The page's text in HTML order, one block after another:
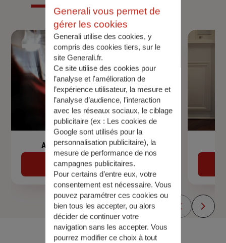
Assurance de prêt immobilier
Découvrir
Generali vous permet de
gérer les cookies
Generali utilise des cookies, y
compris des cookies tiers, sur le
site Generali.fr.
Ce site utilise des cookies pour
l’analyse et l'amélioration de
l’expérience utilisateur, la mesure et
l’analyse d’audience, l’interaction
avec les réseaux sociaux, le ciblage
publicitaire (ex : Les cookies de
Google sont utilisés pour la
personnalisation publicitaire), la
mesure de performance de nos
campagnes publicitaires.
Pour certains d’entre eux, votre
consentement est nécessaire. Vous
pouvez paramétrer ces cookies ou
bien tous les accepter, ou alors
décider de continuer votre
navigation sans les accepter. Vous
pourrez modifier ce choix à tout